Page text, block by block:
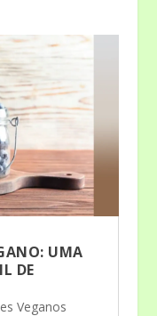
UMA
DE
Veganos